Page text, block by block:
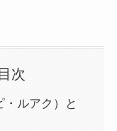
次
・ルアク）と